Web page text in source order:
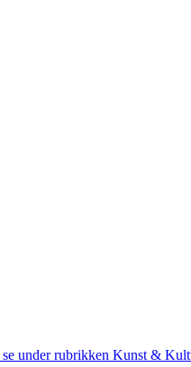
se under rubrikken Kunst &